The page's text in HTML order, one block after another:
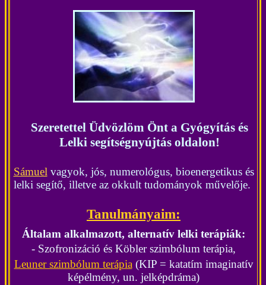
Szeretettel Üdvözlöm Önt a Gyógyítás és
Lelki segítségnyújtás oldalon!
Sámuel vagyok, jós, numerológus, bioenergetikus és
lelki segítő, illetve az okkult tudományok művelője.
Tanulmányaim:
Általam alkalmazott, alternatív lelki terápiák:
- Szofronizáció és Köbler szimbólum terápia,
Leuner szimbólum terápia (KIP = katatím imaginatív
képélmény, un. jelképdráma)